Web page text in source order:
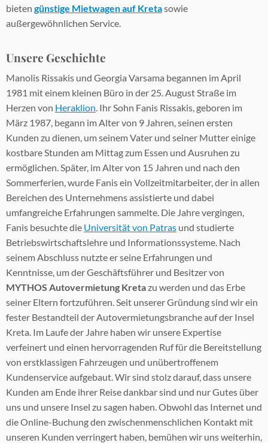
bieten günstige Mietwagen auf Kretasowie
außergewöhnlichen Service.
Unsere Geschichte
Manolis Rissakis und Georgia Varsama begannen im April
1981 mit einem kleinen Büro in der 25. August Straße im
Herzen von Heraklion. Ihr Sohn Fanis Rissakis, geboren im
März 1987, begann im Alter von 9 Jahren, seinen ersten
Kunden zu dienen, um seinem Vater und seiner Mutter einige
kostbare Stunden am Mittag zum Essen und Ausruhen zu
ermöglichen. Später, im Alter von 15 Jahren und nach den
Sommerferien, wurde Fanis ein Vollzeitmitarbeiter, der in allen
Bereichen des Unternehmens assistierte und dabei
umfangreiche Erfahrungen sammelte. Die Jahre vergingen,
Fanis besuchte die Universität von Patras und studierte
Betriebswirtschaftslehre und Informationssysteme. Nach
seinem Abschluss nutzte er seine Erfahrungen und
Kenntnisse, um der Geschäftsführer und Besitzer von
MYTHOS Autovermietung Kretazu werden und das Erbe
seiner Eltern fortzuführen. Seit unserer Gründung sind wir ein
fester Bestandteil der Autovermietungsbranche auf der Insel
Kreta. Im Laufe der Jahre haben wir unsere Expertise
verfeinert und einen hervorragenden Ruf für die Bereitstellung
von erstklassigen Fahrzeugen und unübertroffenem
Kundenservice aufgebaut. Wir sind stolz darauf, dass unsere
Kunden am Ende ihrer Reise dankbar sind und nur Gutes über
uns und unsere Insel zu sagen haben. Obwohl das Internet und
die Online-Buchung den zwischenmenschlichen Kontakt mit
unseren Kunden verringert haben, bemühen wir uns weiterhin,